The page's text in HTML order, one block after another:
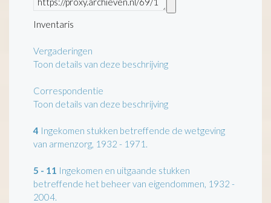
Inventaris
Vergaderingen
Toon details van deze beschrijving
Correspondentie
Toon details van deze beschrijving
4 Ingekomen stukken betreffende de wetgeving
van armenzorg, 1932 - 1971.
5 - 11 Ingekomen en uitgaande stukken
betreffende het beheer van eigendommen, 1932 -
2004.